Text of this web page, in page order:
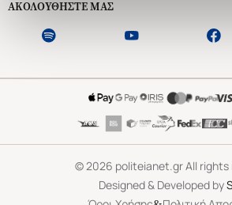
ΑΚΟΛΟΥΘΗΣΤΕ ΜΑΣ
©2026 politeianet.gr All rights
Designed & Developed by